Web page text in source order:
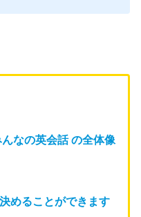
なの英会話 の全体像
決めることができます